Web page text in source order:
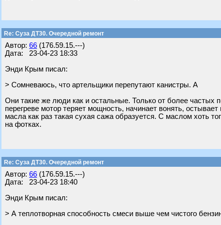
Re: Суза ДТ30. Очередной ремонт
Автор: 66 (176.59.15.---)
Дата: 23-04-23 18:33
Энди Крым писал:
> Сомневаюсь, что артельщики перепутают канистры. А
Они такие же люди как и остальные. Только от более
перегреве мотор теряет мощность, начинает вонять,
масла как раз такая сухая сажа образуется. С маслом хоть
на фотках.
Re: Суза ДТ30. Очередной ремонт
Автор: 66 (176.59.15.---)
Дата: 23-04-23 18:40
Энди Крым писал:
> А теплотворная способность смеси выше чем чистого